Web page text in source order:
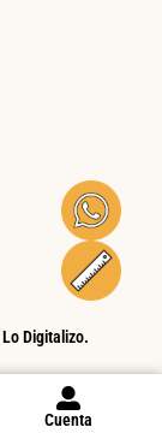
Lo Digitalizo.
Cuenta